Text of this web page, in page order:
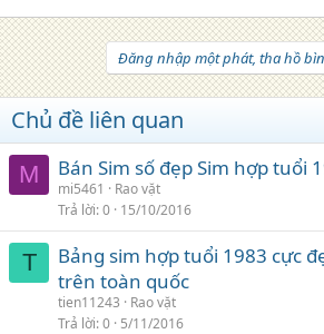
Đăng nhập một phát, tha hồ
Chủ đề liên quan
M Bán Sim số đẹp Sim hợp tuổi
mi5461
Rao vặt
Trả lời 0 15/10/2016
T
Bảng sim hợp tuổi 1983 cực
trên toàn quốc
tien11243
Rao vặt
Trả lời 0 5/11/2016